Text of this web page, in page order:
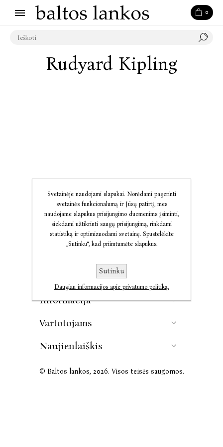
0
Rudyard Kipling
Informacija
Vartotojams
Naujienlaiškis
© Baltos lankos, 2026. Visos teisės saugomos.
Svetainėje naudojami slapukai. Norėdami pagerinti
svetainės funkcionalumą ir Jūsų patirtį, mes
naudojame slapukus prisijungimo duomenims įsiminti,
siekdami užtikrinti saugų prisijungimą, rinkdami
statistiką ir optimizuodami svetainę. Spustelėkite
„Sutinku“, kad priimtumėte slapukus.
Sutinku
Daugiau informacijos apie privatumo politiką.